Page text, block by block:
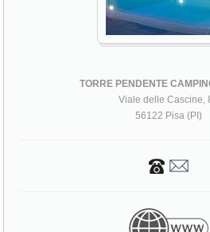
TORRE PENDENTE
Viale delle Cascine,
56122 Pisa (PI)